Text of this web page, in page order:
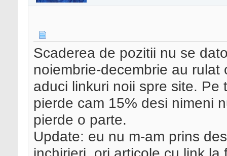
Scaderea de pozitii nu se
noiembrie-decembrie au
aduci linkuri noii spre site.
pierde cam 15% desi nimeni
pierde o parte.
Update: eu nu m-am prins